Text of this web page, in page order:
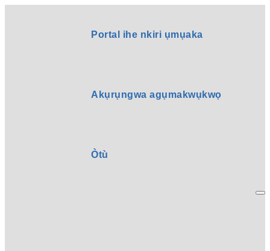
Portal ihe nkiri ụmụaka
Akụrụngwa agụmakwụkwọ
Òtù